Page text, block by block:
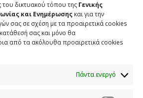
του δικτυακού τόπου της Γενικής
και Ενημέρωσης και για την
σας σε σχέση με τα προαιρετικά cookies
σας και μόνο θα
από τα ακόλουθα προαιρετικά cookies
Πάντα ενεργό
Αλεξάνδρου Πάντου